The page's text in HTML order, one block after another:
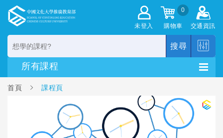
未登入
0
購物車 交通資訊
搜尋
首頁 課程頁